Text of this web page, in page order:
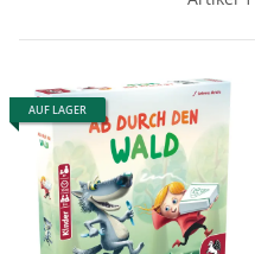
AUF LAGER